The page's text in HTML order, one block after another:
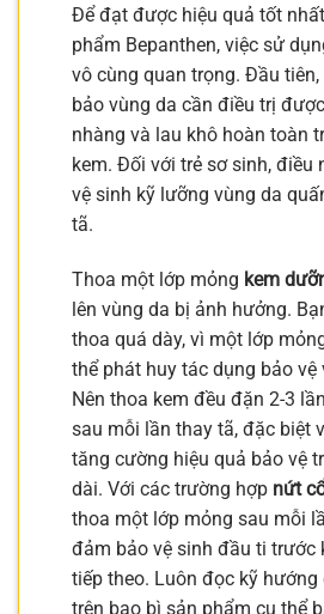
Để đạt được hiệu quả tốt
phẩm Bepanthen, việc sử
vô cùng quan trọng. Đầu
bảo vùng da cần điều trị
nhàng và lau khô hoàn toàn
kem. Đối với trẻ sơ sinh, điều
vệ sinh kỹ lưỡng vùng da
tã.
Thoa một lớp mỏng kem
lên vùng da bị ảnh hưởng.
thoa quá dày, vì một lớp
thể phát huy tác dụng bảo vệ
Nên thoa kem đều đặn 2-3
sau mỗi lần thay tã, đặc biệt
tăng cường hiệu quả bảo vệ
dài. Với các trường hợp nứt
thoa một lớp mỏng sau mỗi
đảm bảo vệ sinh đầu ti trước
tiếp theo. Luôn đọc kỹ hướng
trên bao bì sản phẩm cụ thể